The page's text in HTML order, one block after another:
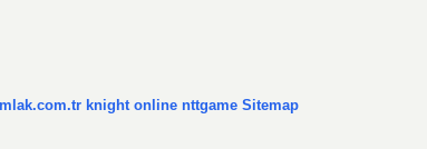
knight online nttgame Sitemap